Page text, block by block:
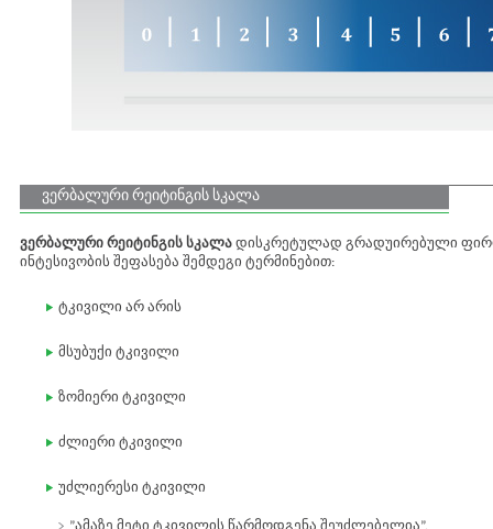
ვერბალური რეიტინგის სკალა
ვერბალური რეიტინგის სკალა დისკრეტულად გრადუირებული
ინტესივობის შეფასება შემდეგი ტერმინებით:
ტკივილი არ არის
მსუბუქი ტკივილი
ზომიერი ტკივილი
ძლიერი ტკივილი
უძლიერესი ტკივილი